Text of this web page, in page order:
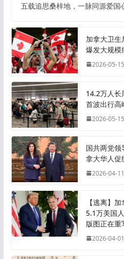
五载追思桑梓地，一脉同源爱国
加拿大卫
爆发大规模
2026-05-15
14.2万人长
首波出行高
2026-05-15
国共两党领
拿大华人促
2026-04-11
【逃离】
5.1万美国
版图正在重
2026-04-01